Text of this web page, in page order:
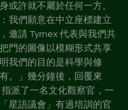
或許就不屬於任何一方。
：我們願意在中立座標建立
邀請 Tyrnex 代表與我們共
門的圖像以模糊形式共享
我們的目的是科學與修
。」幾分鐘後，回覆來
指派了一名文化觀察官，一
星語議會」有過培訓的官